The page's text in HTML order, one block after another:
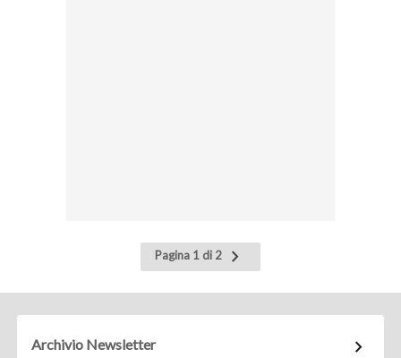
Pagina 1 di 2
Pagina
successiva
Archivio Newsletter